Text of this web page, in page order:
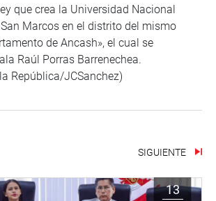
que crea la Universidad Nacional
Marcos en el distrito del mismo
de Ancash», el cual se
Raúl Porras Barrenechea.
República/JCSanchez)
SIGUIENTE
13